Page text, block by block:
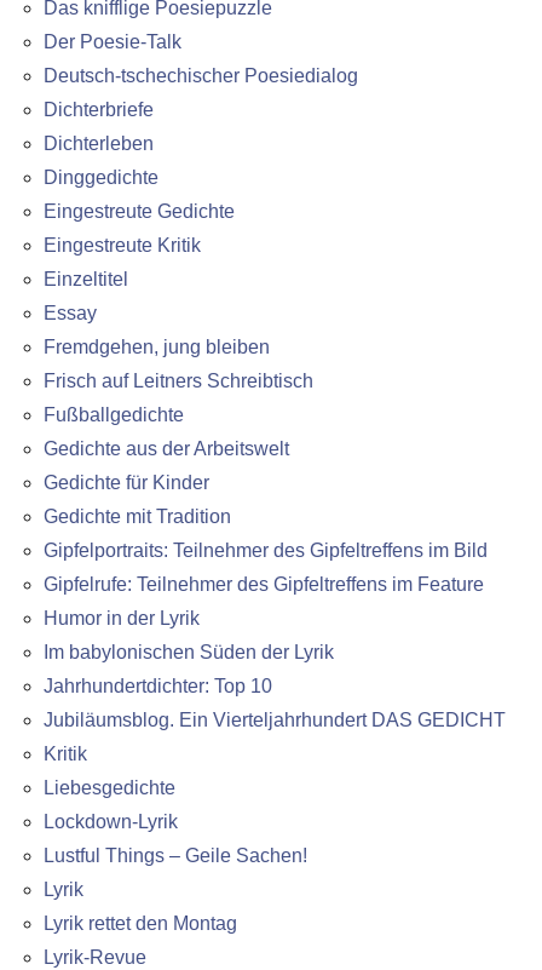
Das knifflige Poesiepuzzle
Der Poesie-Talk
Deutsch-tschechischer Poesiedialog
Dichterbriefe
Dichterleben
Dinggedichte
Eingestreute Gedichte
Eingestreute Kritik
Einzeltitel
Essay
Fremdgehen, jung bleiben
Frisch auf Leitners Schreibtisch
Fußballgedichte
Gedichte aus der Arbeitswelt
Gedichte für Kinder
Gedichte mit Tradition
Gipfelportraits: Teilnehmer des Gipfeltreffens im Bild
Gipfelrufe: Teilnehmer des Gipfeltreffens im Feature
Humor in der Lyrik
Im babylonischen Süden der Lyrik
Jahrhundertdichter: Top 10
Jubiläumsblog. Ein Vierteljahrhundert DAS GEDICHT
Kritik
Liebesgedichte
Lockdown-Lyrik
Lustful Things – Geile Sachen!
Lyrik
Lyrik rettet den Montag
Lyrik-Revue